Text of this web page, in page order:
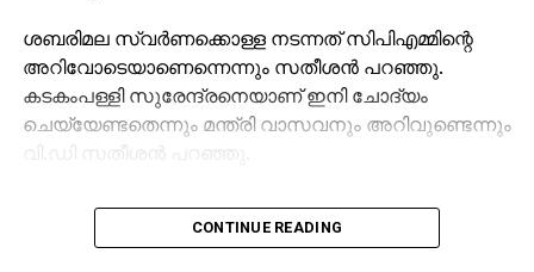
ശബരിമല സ്വര്‍ണക്കൊള്ള നടന്നത് സിപിഎമ്മിന്റെ
അറിവോടെയാണെന്നെന്നും സതീശന്‍ പറഞ്ഞു.
കടകംപള്ളി സുരേന്ദ്രനെയാണ് ഇനി ചോദ്യം
ചെയ്യേണ്ടതെന്നും മന്ത്രി വാസവനും അറിവുണ്ടെന്നും
വി.ഡി സതീശന്‍ പറഞ്ഞു.
ശബരിമല സ്വര്‍ണക്കൊള്ളയില്‍ മുഖ്യമന്ത്രി
പിണറായി വിജയന്‍ എന്തുകൊണ്ട് മൗനം പാലിക്കുന്നു.
CONTINUE READING